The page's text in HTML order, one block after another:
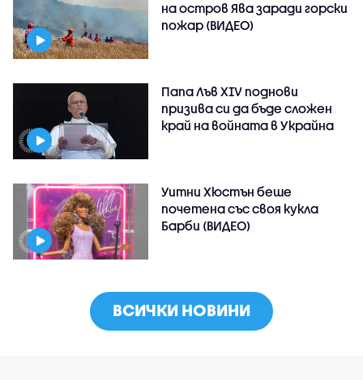
на остров Ява заради горски
пожар (ВИДЕО)
Папа Лъв XIV поднови
призива си да бъде сложен
край на войната в Украйна
Уитни Хюстън беше
почетена със своя кукла
Барби (ВИДЕО)
ВСИЧКИ НОВИНИ